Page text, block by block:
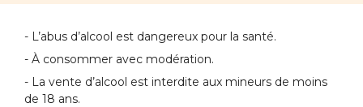
- L’abus d’alcool est dangereux pour la santé.
- À consommer avec modération.
- La vente d’alcool est interdite aux mineurs de moins
de 18 ans.